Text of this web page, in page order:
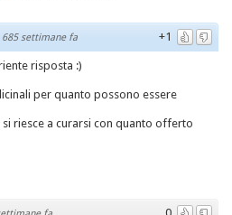
+1
685 settimane fa
risposta :)
per quanto possono essere
riesce a curarsi con quanto offerto